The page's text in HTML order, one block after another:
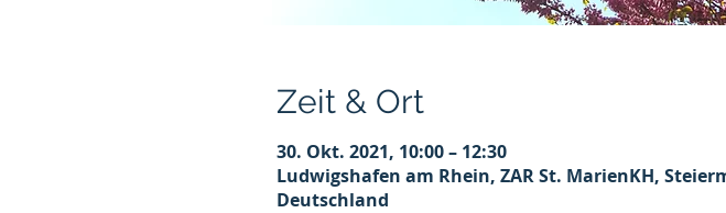
Zeit & Ort
30. Okt. 2021, 10:00 – 12:30
Ludwigshafen am Rhein, ZAR St. MarienKH,
Deutschland